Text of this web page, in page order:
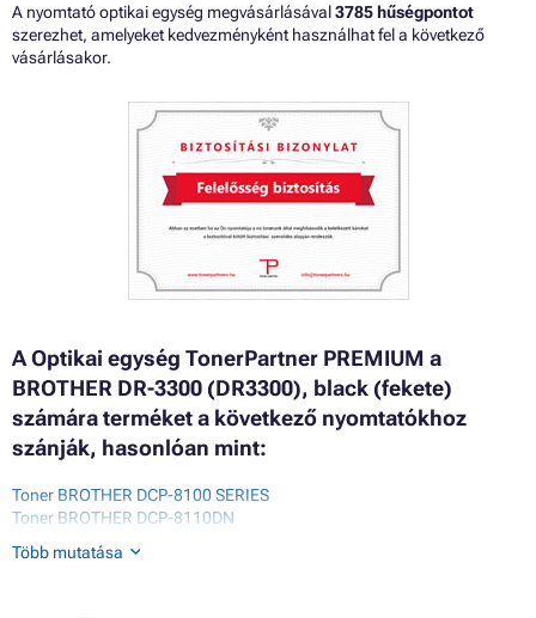
A nyomtató optikai egység megvásárlásával3785 hűségpontot
szerezhet, amelyeket kedvezményként használhat fel a következő
vásárlásakor.
A Optikai egység TonerPartner PREMIUM a
BROTHER DR-3300 (DR3300), black (fekete)
számára terméket a következő nyomtatókhoz
szánják, hasonlóan mint:
Toner BROTHER DCP-8100 SERIES
Toner BROTHER DCP-8110DN
Toner BROTHER DCP-8250DN
Több mutatása